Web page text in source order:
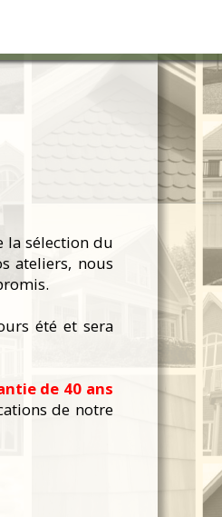
la sélection du
ateliers, nous
été et sera
de 40 ans
de notre